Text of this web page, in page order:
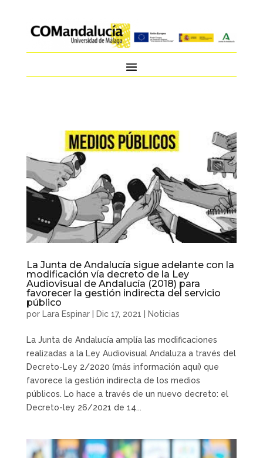
La Junta de Andalucía sigue adelante con la
modificación vía decreto de la Ley
Audiovisual de Andalucía (2018) para
favorecer la gestión indirecta del servicio
público
por Lara Espinar| Dic 17, 2021 | Noticias
La Junta de Andalucía amplía las modificaciones
realizadas a la Ley Audiovisual Andaluza a través del
Decreto-Ley 2/2020 (más información aquí) que
favorece la gestión indirecta de los medios
públicos. Lo hace a través de un nuevo decreto: el
Decreto-ley 26/2021 de 14...